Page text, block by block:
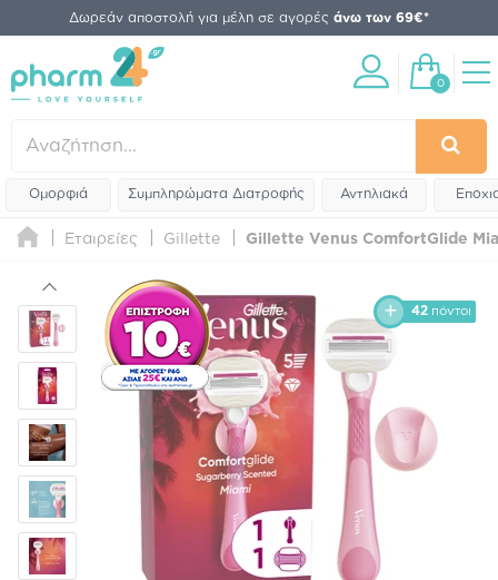
Δωρεάν αποστολή για μέλη σε αγορές άνω των 69€*
0
Ομορφιά Συμπληρώματα Διατροφής Αντηλιακά
Εταιρείες Gillette Gillette Venus ComfortGlide
42 πόντοι